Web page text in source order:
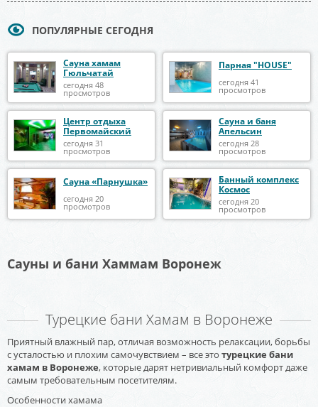
ПОПУЛЯРНЫЕ СЕГОДНЯ
Сауна хамам
Гюльчатай
сегодня 48
просмотров
Парная "HOUSE"
сегодня 41
просмотров
Центр отдыха
Первомайский
сегодня 31
просмотров
Сауна и баня
Апельсин
сегодня 28
просмотров
Сауна «Парнушка»
сегодня 20
просмотров
Банный комплекс
Космос
сегодня 20
просмотров
Сауны и бани Хаммам Воронеж
Турецкие бани Хамам в Воронеже
Приятный влажный пар, отличая возможность релаксации, борьбы
с усталостью и плохим самочувствием – все это турецкие бани
хамам в Воронеже, которые дарят нетривиальный комфорт даже
самым требовательным посетителям.
Особенности хамама